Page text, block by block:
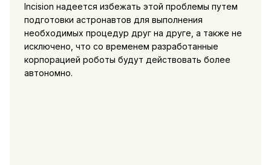
Incision надеется избежать этой проблемы путем
подготовки астронавтов для выполнения
необходимых процедур друг на друге, а также не
исключено, что со временем разработанные
корпорацией роботы будут действовать более
автономно.